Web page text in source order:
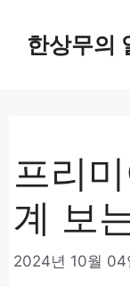
한상무의
프리
계 보
2024년 10월 04